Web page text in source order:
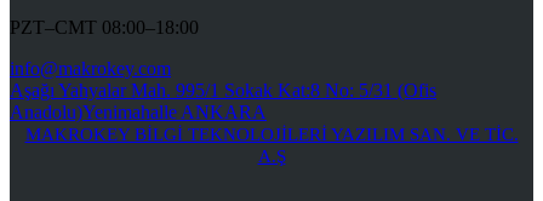
PZT–CMT 08:00–18:00
info@makrokey.com
Aşağı Yahyalar Mah. 995/1 Sokak Kat:8 No: 5/31 (Ofis
Anadolu)Yenimahalle ANKARA
MAKROKEY BİLGİ TEKNOLOJİLERİ YAZILIM SAN. VE TİC.
A.Ş